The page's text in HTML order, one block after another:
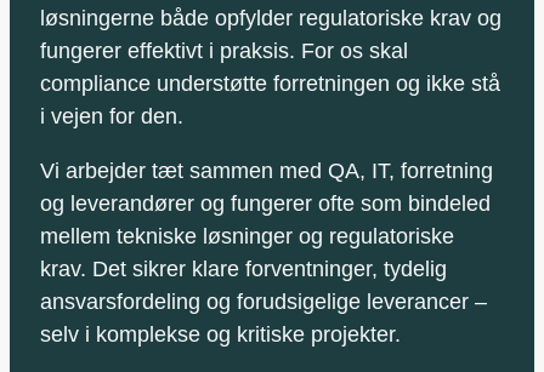
løsningerne både opfylder regulatoriske krav og
fungerer effektivt i praksis. For os skal
compliance understøtte forretningen og ikke stå
i vejen for den.
Vi arbejder tæt sammen med QA, IT, forretning
og leverandører og fungerer ofte som bindeled
mellem tekniske løsninger og regulatoriske
krav. Det sikrer klare forventninger, tydelig
ansvarsfordeling og forudsigelige leverancer –
selv i komplekse og kritiske projekter.